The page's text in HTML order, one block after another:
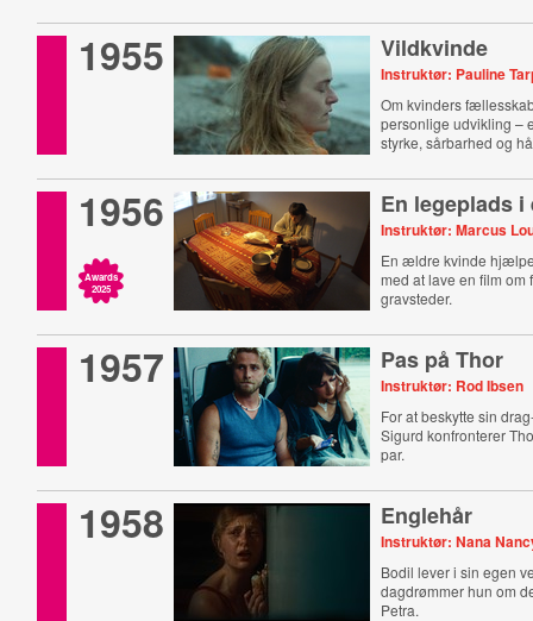
1955 Vildkvinde
Instruktør: Pauline
Om kvinders
personlige udvikling –
styrke, sårbarhed og
1956
Awards
2025
En legeplads i
Instruktør: Marcus
En ældre kvinde
med at lave en film om
gravsteder.
1957 Pas på Thor
Instruktør: Rod Ibsen
For at beskytte sin
Sigurd konfronterer
par.
1958 Englehår
Instruktør: Nana
Bodil lever i sin egen
dagdrømmer hun om
Petra.